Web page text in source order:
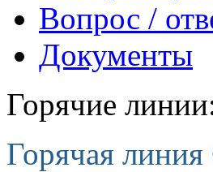
Вопрос /
Документы
Горячие
Горячая